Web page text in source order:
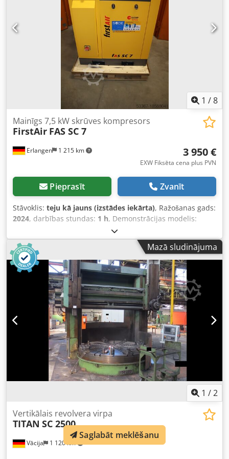
1 /8
Erlangen 1 215 km
Mainīgs 7,5 kW skrūves kompresors
FirstAir FAS SC 7
3 950 €
EXW Fiksēta cena plus PVN
Pieprasīt Zvanīt
Stāvoklis: teju kā jauns (izstādes iekārta), Ražošanas gads:
2024, darbības stundas: 1 h, Demonstrācijas modelis:
maināma jaudas FirstAir skrūvju kompresors FAS SC7, 7,5
kW Modelis: FAS SC 7 Izgatavošanas gads: 2024
Nostrādātās stundas: 1 stunda Darba pārspiediens: 10
bar(absolūtais) Piegādes daudzums pie 10 bar (abs.): min.:
530 l/min maks.: 1050 l/min Uzstādītā motora jauda: 7,5 kW
Motora aizsardzības klase / izolācijas klase: IP 55 F
Darbības spriegums: 400V ~ 50 Hz Trokšņa līmenis (EN ISO
2151): 71 dB(A) Saspiestā gaisa pieslēgums: G 3/4" Garums:
880 mm Platums: 880 mm Augstums: 1075 mm Svars: 300
kg Piedziņa: Ķīļsiksnas piedziņa Jaunām iekārtām
iespējams izdevīgs līzings caur mūsu sadarbības banku.
Apmeklējiet mūsu veikalu. Mūsu noliktavā vienmēr ir plaša
jaunu un lietotu kompresoru izvēle! Crodjv Dkplopfx Ah Hof
Mazā sludinājuma
1 /2
Vācija 1 120 km
Vertikālais revolvera virpa
TITAN SC 2500
Saglabāt meklēšanu